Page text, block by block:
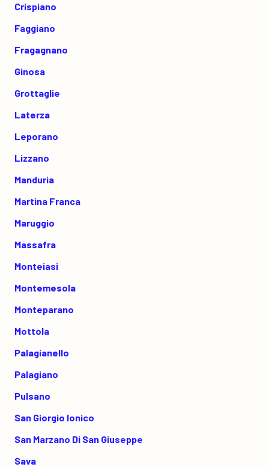
Crispiano
Faggiano
Fragagnano
Ginosa
Grottaglie
Laterza
Leporano
Lizzano
Manduria
Martina Franca
Maruggio
Massafra
Monteiasi
Montemesola
Monteparano
Mottola
Palagianello
Palagiano
Pulsano
San Giorgio Ionico
San Marzano Di San Giuseppe
Sava